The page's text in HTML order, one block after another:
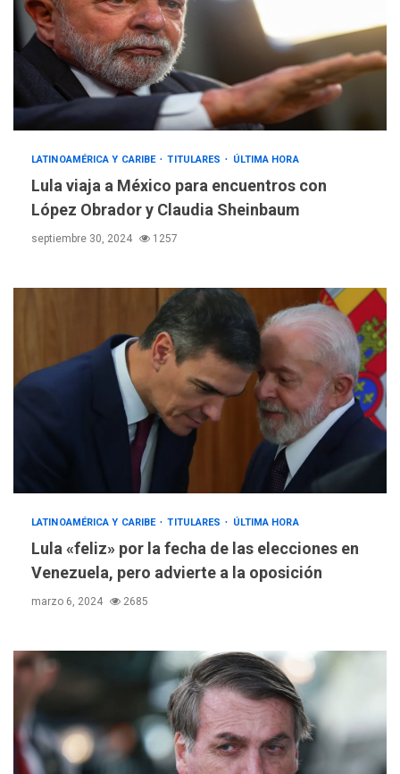
LATINOAMÉRICA Y CARIBE TITULARES ÚLTIMA HORA
Lula viaja a México para encuentros con
López Obrador y Claudia Sheinbaum
septiembre 30, 2024 1257
LATINOAMÉRICA Y CARIBE TITULARES ÚLTIMA HORA
Lula «feliz» por la fecha de las elecciones en
Venezuela, pero advierte a la oposición
marzo 6, 2024 2685